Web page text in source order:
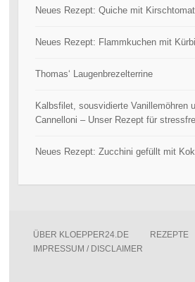
Neues Rezept: Quiche mit
Neues Rezept: Flammkuchen mit
Thomas‘ Laugenbrezelterrine
Kalbsfilet, sousvidierte Vanillemöhren
Cannelloni – Unser Rezept für
Neues Rezept: Zucchini gefüllt mit
ÜBER KLOEPPER24.DE REZEPTE
IMPRESSUM / DISCLAIMER